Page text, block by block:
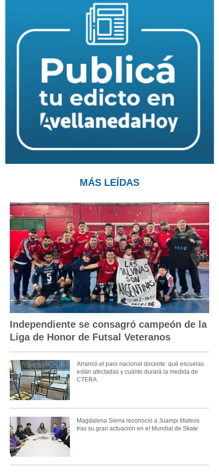
MÁS LEÍDAS
Independiente se consagró campeón de la
Liga de Honor de Futsal Veteranos
Arrancó el paro nacional docente: qué escuelas
están afectadas y cuánto durará la medida de
CTERA
Magdalena Sierra reconoció a Juampi Mateos
tras su gran actuación en el Mundial de Skate